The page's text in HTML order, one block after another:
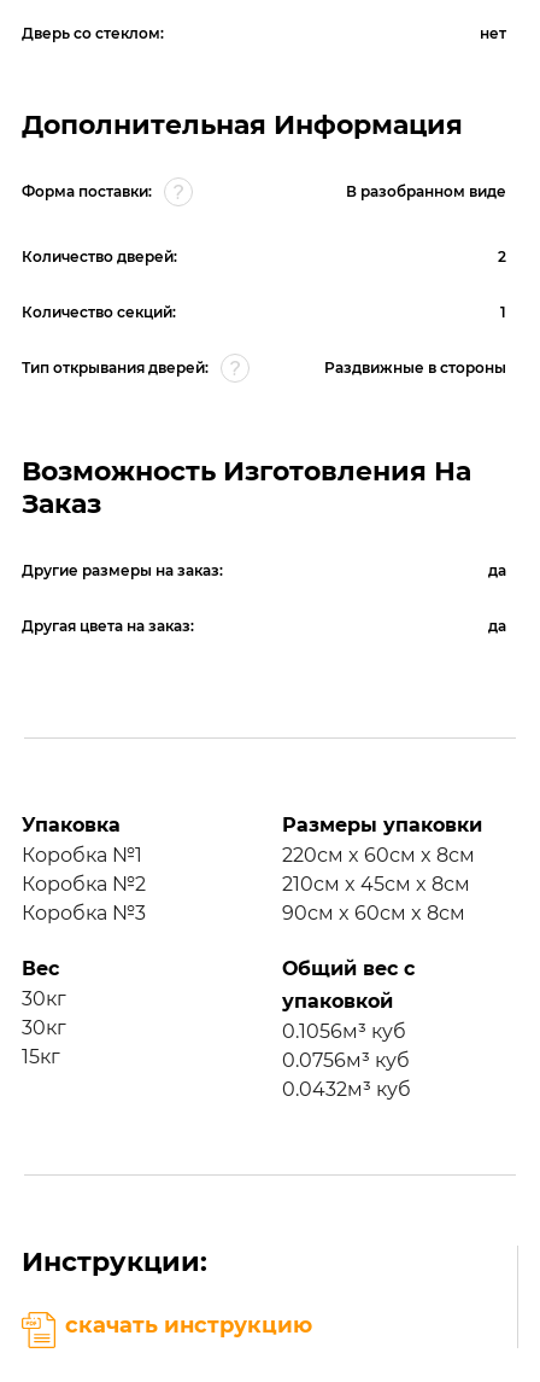
Дверь со стеклом: нет
Дополнительная Информация
Форма поставки: В разобранном виде
Количество дверей: 2
Количество секций: 1
Тип открывания дверей: Раздвижные в стороны
Возможность Изготовления На
Заказ
Другие размеры на заказ: да
Другая цвета на заказ: да
Упаковка
Коробка №1
Коробка №2
Коробка №3
Размеры упаковки
220см x 60см x 8см
210см x 45см x 8см
90см x 60см x 8см
Вес
30кг
30кг
15кг
Общий вес с
упаковкой
0.1056м³ куб
0.0756м³ куб
0.0432м³ куб
Инструкции:
скачать инструкцию